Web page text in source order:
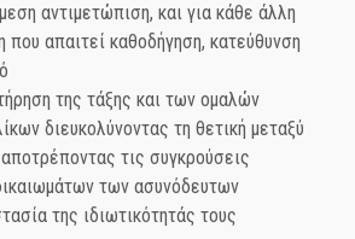
αντιμετώπιση, και για κάθε άλλη
που απαιτεί καθοδήγηση, κατεύθυνση
της τάξης και των ομαλών
διευκολύνοντας τη θετική μεταξύ
τις συγκρούσεις
των ασυνόδευτων
της ιδιωτικότητάς τους